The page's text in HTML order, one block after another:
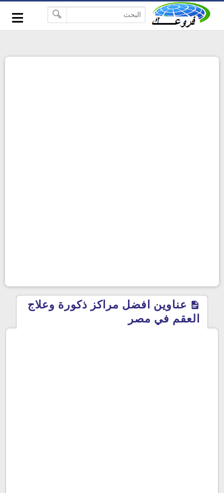
≡
عناوين افضل مراكز ذكورة وعلاج
العقم في مصر